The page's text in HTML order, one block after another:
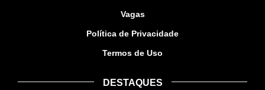
Vagas
Política de Privacidade
Termos de Uso
DESTAQUES